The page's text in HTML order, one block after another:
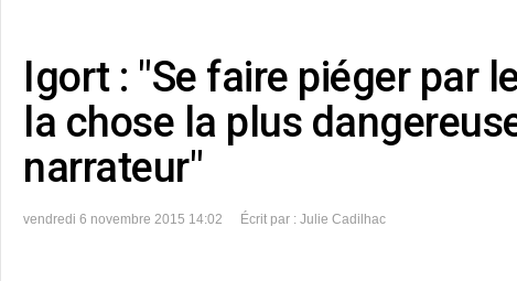
Igort : "Se faire piéger par
la chose la plus
narrateur"
vendredi 6 novembre 2015 14:02 Écrit par : Julie Cadilhac